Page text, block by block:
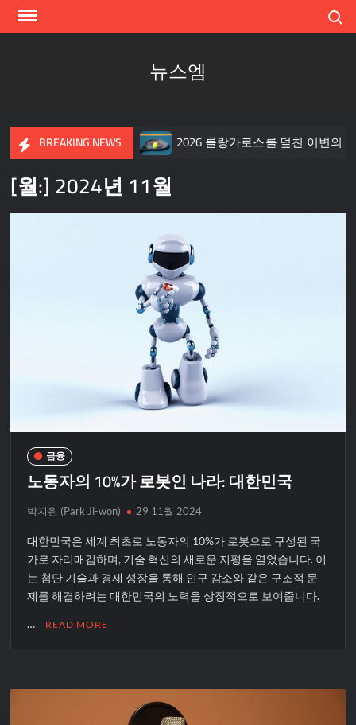
Skip
뉴스엠
BREAKING NEWS
터키의 빅 픽처 2026 롤랑가로스를 덮친 이변의 폭풍,
[월:]2024년 11월
금융
노동자의 10%가 로봇인 나라: 대한민국
박지원 (Park Ji-won) 29 11월 2024
대한민국은 세계 최초로 노동자의 10%가 로봇으로 구성된 국
가로 자리매김하며, 기술 혁신의 새로운 지평을 열었습니다. 이
는 첨단 기술과 경제 성장을 통해 인구 감소와 같은 구조적 문
제를 해결하려는 대한민국의 노력을 상징적으로 보여줍니다.
… READ MORE